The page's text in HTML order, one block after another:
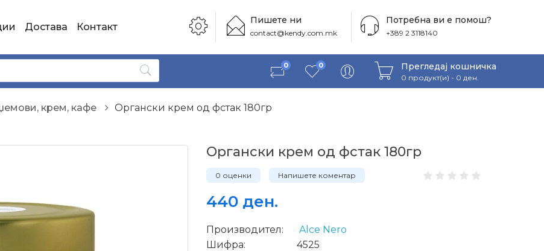
Достава Контакт
Потребна ви е помош?
+389 2 3118140
Пишете ни
contact@kendy.com.mk
0 0 Прегледај кошничка
0 продукт(и) - 0 ден.
крем, кафе Органски крем од фстак 180гр
Органски крем од фстак 180гр
0 оценки Напишете коментар
440 ден.
Производител:
Alce Nero
Шифра:
4525